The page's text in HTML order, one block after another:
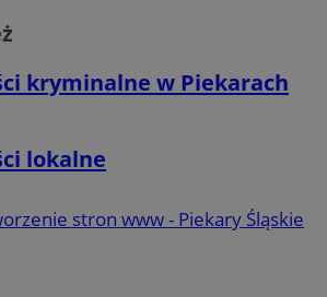
kryminalne w Piekarach
lokalne
stron www - Piekary Śląskie